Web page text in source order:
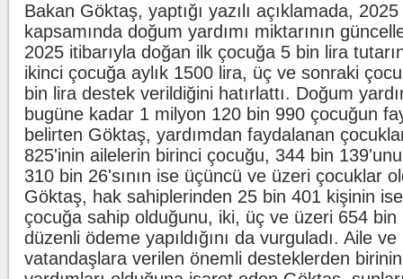
Bakan Göktaş, yaptığı yazılı açıklamada, 2025
kapsamında doğum yardımı miktarının
2025 itibarıyla doğan ilk çocuğa 5 bin lira
ikinci çocuğa aylık 1500 lira, üç ve sonraki
bin lira destek verildiğini hatırlattı. Doğum
bugüne kadar 1 milyon 120 bin 990 çocuğun
belirten Göktaş, yardımdan faydalanan
825'inin ailelerin birinci çocuğu, 344 bin
310 bin 26'sının ise üçüncü ve üzeri çocuklar
Göktaş, hak sahiplerinden 25 bin 401 kişinin
çocuğa sahip olduğunu, iki, üç ve üzeri 654 bin
düzenli ödeme yapıldığını da vurguladı. Aile
vatandaşlara verilen önemli desteklerden